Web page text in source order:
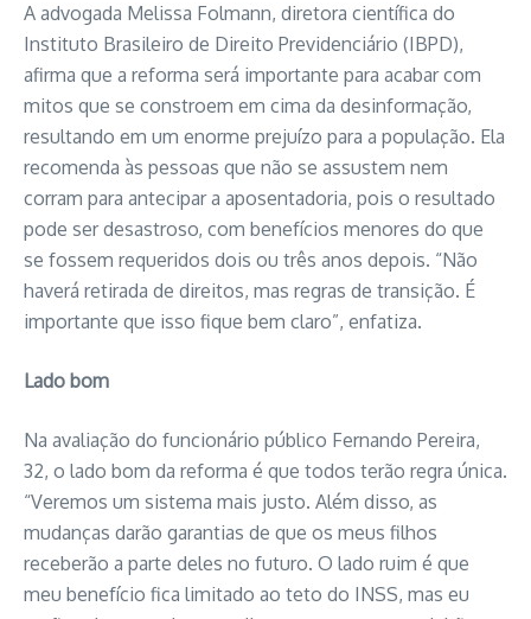
A advogada Melissa Folmann, diretora científica do
Instituto Brasileiro de Direito Previdenciário (IBPD),
afirma que a reforma será importante para acabar com
mitos que se constroem em cima da desinformação,
resultando em um enorme prejuízo para a população. Ela
recomenda às pessoas que não se assustem nem
corram para antecipar a aposentadoria, pois o resultado
pode ser desastroso, com benefícios menores do que
se fossem requeridos dois ou três anos depois. “Não
haverá retirada de direitos, mas regras de transição. É
importante que isso fique bem claro”, enfatiza.
Lado bom
Na avaliação do funcionário público Fernando Pereira,
32, o lado bom da reforma é que todos terão regra única.
“Veremos um sistema mais justo. Além disso, as
mudanças darão garantias de que os meus filhos
receberão a parte deles no futuro. O lado ruim é que
meu benefício fica limitado ao teto do INSS, mas eu